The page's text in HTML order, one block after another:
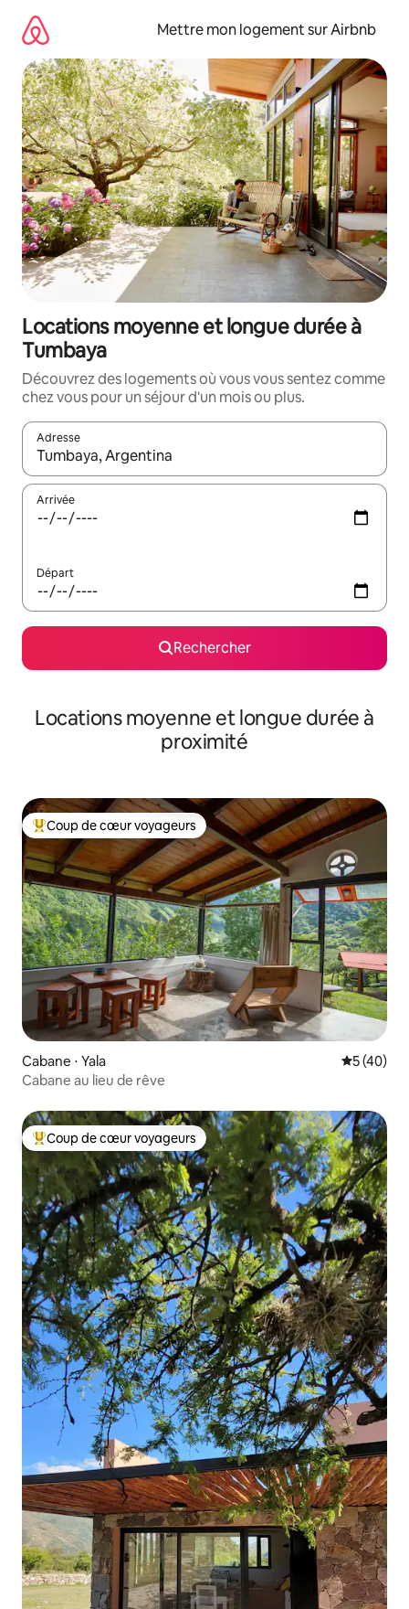
directement
contenu
Mettre mon logement sur Airbnb
Locations moyenne et longue durée à
Tumbaya
Découvrez des logements où vous vous sentez comme
chez vous pour un séjour d'un mois ou plus.
Adresse
Lorsque les résultats s'affichent, utilisez les flèches vers le
Arrivée
Départ
Rechercher
Locations moyenne et longue durée à
proximité
Coups de cœur voyageurs les plus appréciés
Coup de cœur voyageurs
Cabane ⋅ Yala
5 (40)
Cabane au lieu de rêve
Coups de cœur voyageurs les plus appréciés
Coup de cœur voyageurs